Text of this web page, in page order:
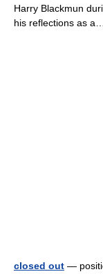
Harry Blackmun
his reflections as
closed out —